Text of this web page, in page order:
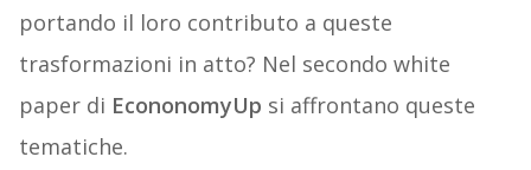
portando il loro contributo a queste
trasformazioni in atto? Nel secondo white
paper di EcononomyUp si affrontano queste
tematiche.